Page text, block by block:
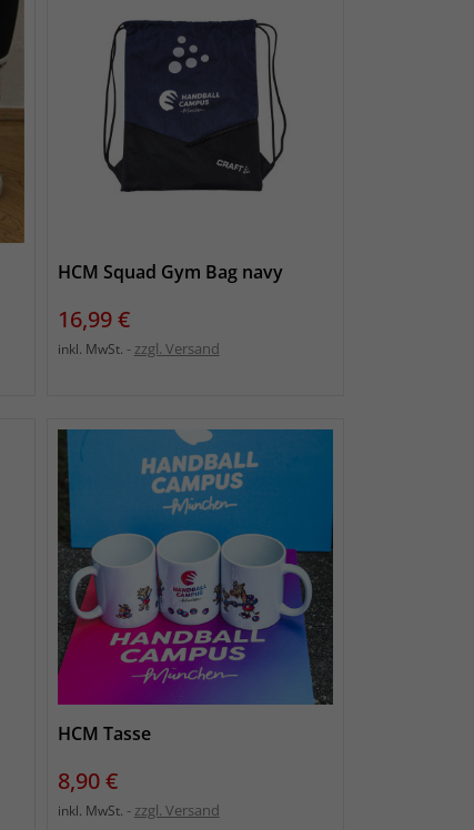
HCM Squad Gym Bag navy
Preis
16,99 €
inkl. MwSt. zzgl. Versand
HCM Tasse
Preis
8,90 €
inkl. MwSt. zzgl. Versand